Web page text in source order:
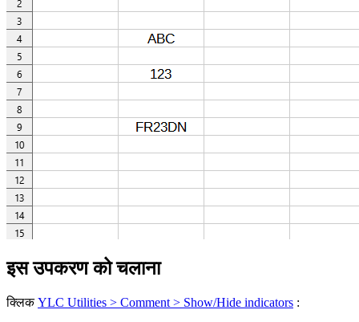
इस उपकरण को चलाना
क्लिकYLC Utilities > Comment > Show/Hide indicators :